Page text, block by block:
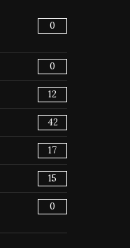
0
0
12
42
17
15
0